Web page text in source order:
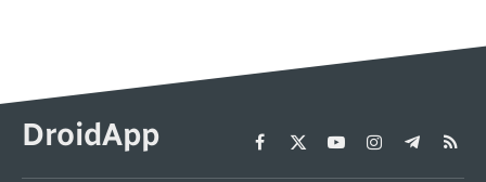
DroidApp Facebook
X
(Twitter)
YouTubeInstagram
Telegram
RSS